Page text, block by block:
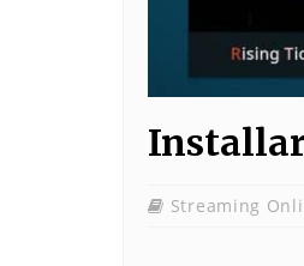
Streaming